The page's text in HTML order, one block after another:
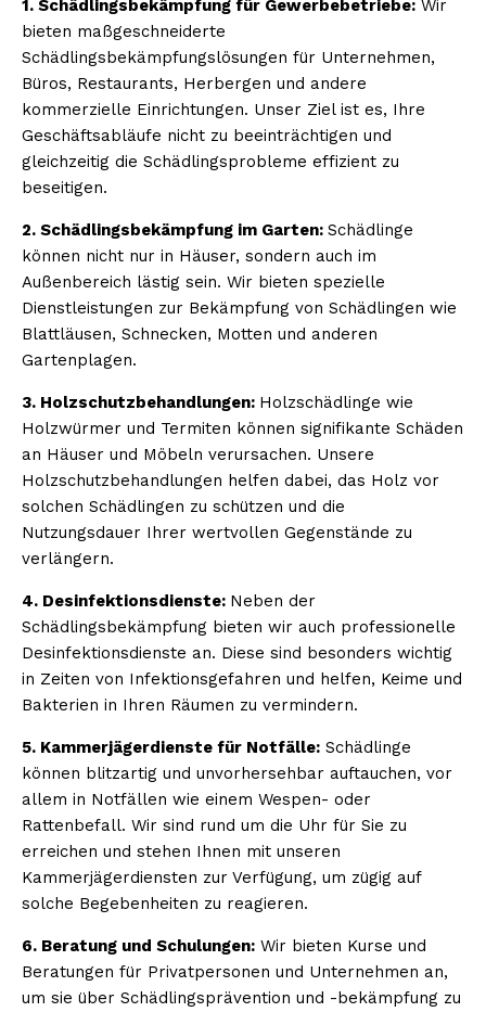
1. Schädlingsbekämpfung für Gewerbebetriebe: Wir
bieten maßgeschneiderte
Schädlingsbekämpfungslösungen für Unternehmen,
Büros, Restaurants, Herbergen und andere
kommerzielle Einrichtungen. Unser Ziel ist es, Ihre
Geschäftsabläufe nicht zu beeinträchtigen und
gleichzeitig die Schädlingsprobleme effizient zu
beseitigen.
2. Schädlingsbekämpfung im Garten: Schädlinge
können nicht nur in Häuser, sondern auch im
Außenbereich lästig sein. Wir bieten spezielle
Dienstleistungen zur Bekämpfung von Schädlingen wie
Blattläusen, Schnecken, Motten und anderen
Gartenplagen.
3. Holzschutzbehandlungen: Holzschädlinge wie
Holzwürmer und Termiten können signifikante Schäden
an Häuser und Möbeln verursachen. Unsere
Holzschutzbehandlungen helfen dabei, das Holz vor
solchen Schädlingen zu schützen und die
Nutzungsdauer Ihrer wertvollen Gegenstände zu
verlängern.
4. Desinfektionsdienste: Neben der
Schädlingsbekämpfung bieten wir auch professionelle
Desinfektionsdienste an. Diese sind besonders wichtig
in Zeiten von Infektionsgefahren und helfen, Keime und
Bakterien in Ihren Räumen zu vermindern.
5. Kammerjägerdienste für Notfälle: Schädlinge
können blitzartig und unvorhersehbar auftauchen, vor
allem in Notfällen wie einem Wespen- oder
Rattenbefall. Wir sind rund um die Uhr für Sie zu
erreichen und stehen Ihnen mit unseren
Kammerjägerdiensten zur Verfügung, um zügig auf
solche Begebenheiten zu reagieren.
6. Beratung und Schulungen: Wir bieten Kurse und
Beratungen für Privatpersonen und Unternehmen an,
um sie über Schädlingsprävention und -bekämpfung zu